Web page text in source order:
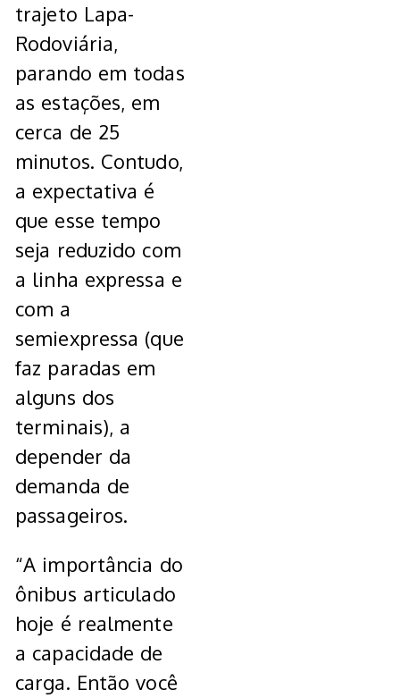
trajeto Lapa-
Rodoviária,
parando em todas
as estações, em
cerca de 25
minutos. Contudo,
a expectativa é
que esse tempo
seja reduzido com
a linha expressa e
com a
semiexpressa (que
faz paradas em
alguns dos
terminais), a
depender da
demanda de
passageiros.
“A importância do
ônibus articulado
hoje é realmente
a capacidade de
carga. Então você